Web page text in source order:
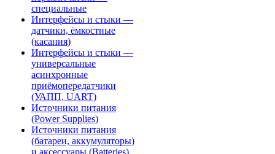
специальные
Интерфейсы и стыки —
датчики, ёмкостные
(касания)
Интерфейсы и стыки —
универсальные
асинхронные
приёмопередатчики
(УАПП, UART)
Источники питания
(Power Supplies)
Источники питания
(батареи, аккумуляторы)
и аксессуары (Batteries)